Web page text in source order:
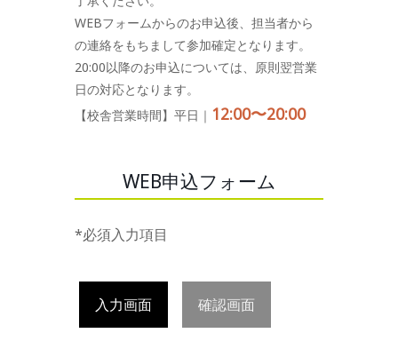
WEBフォームからのお申込後、担当者から
の連絡をもちまして参加確定となります。
20:00以降のお申込については、原則翌営業
日の対応となります。
【校舎営業時間】平日｜ 12:00〜20:00
WEB申込フォーム
*必須入力項目
入力画面 確認画面